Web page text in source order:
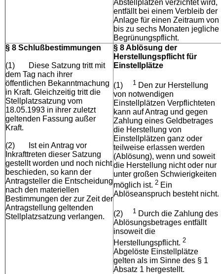
Abstellplätzen verzichtet wird,
entfällt bei einem Verbleib der
Anlage für einen Zeitraum von
bis zu sechs Monaten jegliche
Begrünungspflicht.
§ 8 Schlußbestimmungen
(1)
Diese Satzung tritt mit
dem Tag nach ihrer
öffentlichen Bekanntmachung
in Kraft. Gleichzeitig tritt die
Stellplatzsatzung vom
18.05.1993 in ihrer zuletzt
geltenden Fassung außer
Kraft.
(2)
Ist ein Antrag vor
Inkrafttreten dieser Satzung
gestellt worden und noch nicht
beschieden, so kann der
Antragsteller die Entscheidung
nach den materiellen
Bestimmungen der zur Zeit der
Antragstellung geltenden
Stellplatzsatzung verlangen.
§ 8 Ablösung der
Herstellungspflicht für
Einstellplätze
(1) 1 Den zur Herstellung
von notwendigen
Einstellplätzen Verpflichteten
kann auf Antrag und gegen
Zahlung eines Geldbetrages
die Herstellung von
Einstellplätzen ganz oder
teilweise erlassen werden
(Ablösung), wenn und soweit
die Herstellung nicht oder nur
unter großen Schwierigkeiten
möglich ist. 2 Ein
Ablöseanspruch besteht nicht.
(2) 1 Durch die Zahlung des
Ablösungsbetrages entfällt
insoweit die
Herstellungspflicht. 2
Abgelöste Einstellplätze
gelten als im Sinne des § 1
Absatz 1 hergestellt.